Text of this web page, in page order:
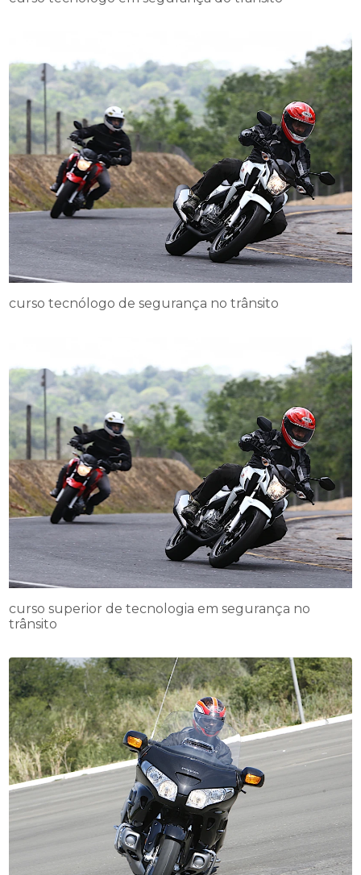
curso tecnólogo de segurança no trânsito
curso superior de tecnologia em segurança no
trânsito